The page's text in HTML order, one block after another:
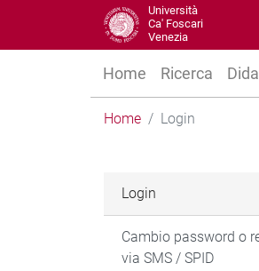
Università
Ca' Foscari
Venezia
Home Ricerca
Home Login
Login
Cambio password o
via SMS / SPID